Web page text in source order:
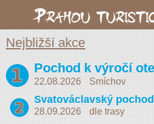
Nejbližší akce
22.08.2026
Smíchov
28.09.2026
dle trasy